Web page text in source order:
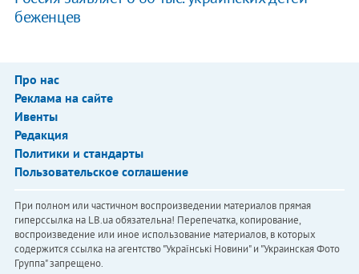
беженцев
Про нас
Реклама на сайте
Ивенты
Редакция
Политики и стандарты
Пользовательское соглашение
При полном или частичном воспроизведении материалов прямая
гиперссылка на LB.ua обязательна! Перепечатка, копирование,
воспроизведение или иное использование материалов, в которых
содержится ссылка на агентство "Українськi Новини" и "Украинская Фото
Группа" запрещено.